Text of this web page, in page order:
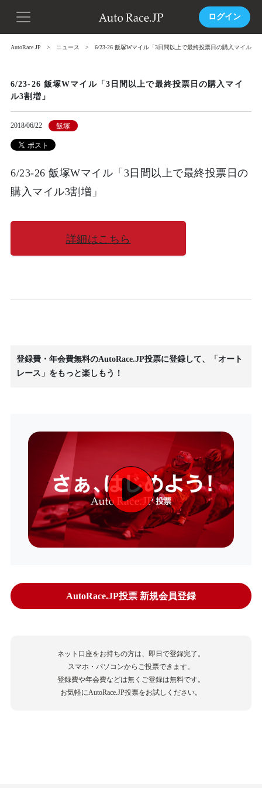
ログイン
AutoRace.JP ニュース 6/23-26 飯塚Wマイル「3日間以上で最終投票日の購入マイル3割
6/23-26 飯塚Wマイル「3日間以上で最終投票日の購入マイ
ル3割増」
2018/06/22 飯塚
6/23-26 飯塚Wマイル「3日間以上で最終投票日の
購入マイル3割増」
詳細はこちら
登録費・年会費無料のAutoRace.JP投票に登録して、「オート
レース」をもっと楽しもう！
AutoRace.JP投票 新規会員登録
ネット口座をお持ちの方は、即日で登録完了。
スマホ・パソコンからご投票できます。
登録費や年会費などは無くご登録は無料です。
お気軽にAutoRace.JP投票をお試しください。